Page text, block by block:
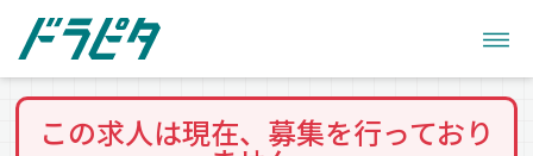
この求人は現在、募集を行っており